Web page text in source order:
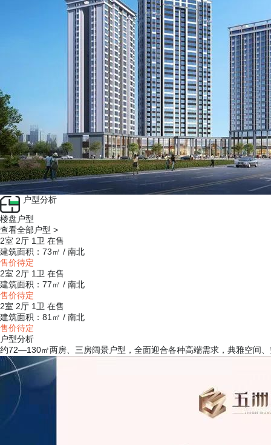
户型分析
楼盘户型
查看全部户型 >
2室 2厅 1卫 在售
建筑面积：73㎡ / 南北
售价待定
2室 2厅 1卫 在售
建筑面积：77㎡ / 南北
售价待定
2室 2厅 1卫 在售
建筑面积：81㎡ / 南北
售价待定
户型分析
约72—130㎡两房、三房阔景户型，全面迎合各种高端需求，典雅空间